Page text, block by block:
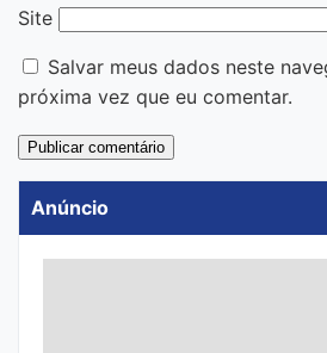
Site
Salvar meus dados neste
próxima vez que eu comentar.
Anúncio